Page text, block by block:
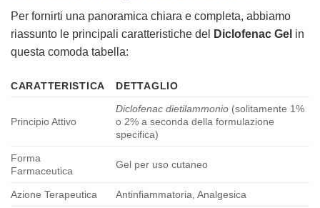
Per fornirti una panoramica chiara e completa, abbiamo
riassunto le principali caratteristiche del
Diclofenac Gel in
questa comoda tabella:
CARATTERISTICA DETTAGLIO
Principio Attivo
Diclofenac dietilammonio (solitamente 1%
o 2% a seconda della formulazione
specifica)
Forma
Farmaceutica
Gel per uso cutaneo
Azione Terapeutica Antinfiammatoria, Analgesica